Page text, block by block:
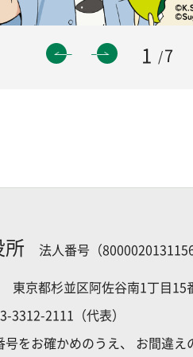
1 7
法人番号（8000020131156
東京都杉並区阿佐谷南1丁目15
3312-2111（代表）
をお確かめのうえ、
お間違え